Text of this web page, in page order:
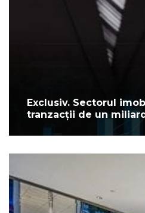
Exclusiv. Sectorul
tranzacții de un